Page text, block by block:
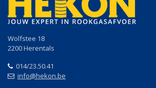
Wolfstee 18
2200 Herentals
014/23.50.41
info@hekon.be